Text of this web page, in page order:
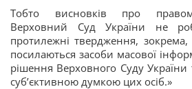
Тобто висновків про
Верховний Суд України не
протилежні твердження,
посилаються засоби масової
рішення Верховного Суду
суб’єктивною думкою цих осіб.»